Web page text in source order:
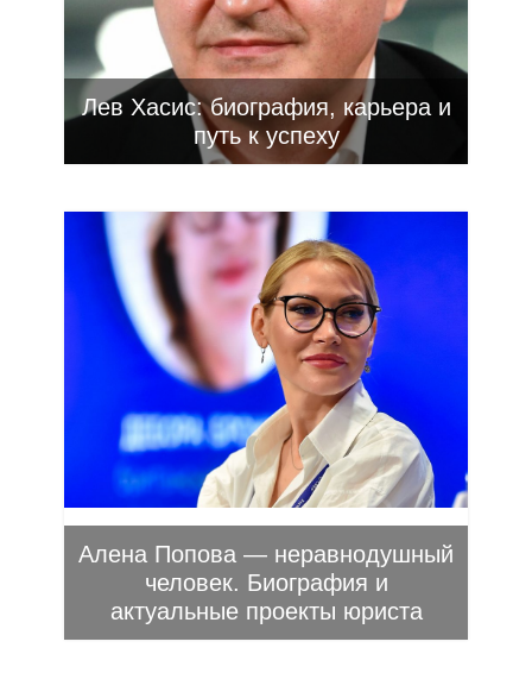
Лев Хасис: биография, карьера и
путь к успеху
Алена Попова — неравнодушный
человек. Биография и
актуальные проекты юриста